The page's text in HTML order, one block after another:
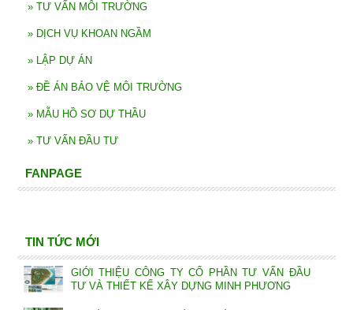
» TƯ VẤN MÔI TRƯỜNG
» DỊCH VỤ KHOAN NGẦM
» LẬP DỰ ÁN
» ĐỀ ÁN BẢO VỆ MÔI TRƯỜNG
» MẪU HỒ SƠ DỰ THẦU
» TƯ VẤN ĐẦU TƯ
FANPAGE
TIN TỨC MỚI
GIỚI THIỆU CÔNG TY CỔ PHẦN TƯ VẤN ĐẦU
TƯ VÀ THIẾT KẾ XÂY DỰNG MINH PHƯƠNG